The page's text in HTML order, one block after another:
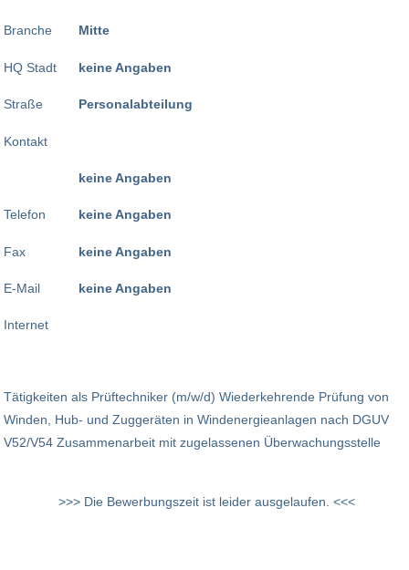
Branche
HQ Stadt
Straße
Kontakt
Telefon
Fax
E-Mail
Internet
Mitte
keine Angaben
Personalabteilung
keine Angaben
keine Angaben
keine Angaben
keine Angaben
Tätigkeiten als Prüftechniker (m/w/d) Wiederkehrende Prüfung von
Winden, Hub- und Zuggeräten in Windenergie­anlagen nach DGUV
V52/V54 Zusammenarbeit mit zugelassenen Überwachungs­stelle
>>> Die Bewerbungszeit ist leider ausgelaufen. <<<